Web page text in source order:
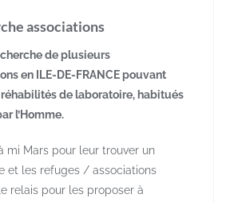
associations
de plusieurs
en ILE-DE-FRANCE pouvant
de laboratoire, habitués
l’Homme.
mi Mars pour leur trouver un
et les refuges / associations
relais pour les proposer à